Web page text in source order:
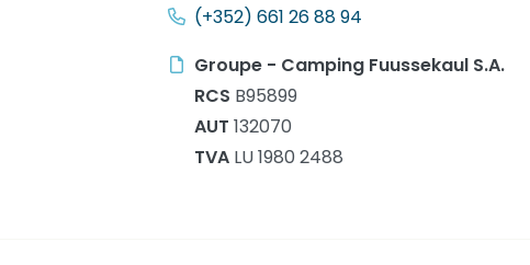
(+352) 661 26 88 94
Groupe - Camping Fuussekaul S.A.
RCS B95899
AUT 132070
TVA LU 1980 2488